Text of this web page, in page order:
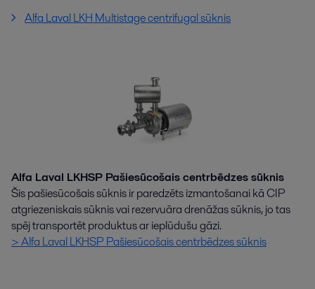
Alfa Laval LKH Multistage centrifugal sūknis
Alfa Laval LKHSP Pašiesūcošais centrbēdzes sūknis
Šis pašiesūcošais sūknis ir paredzēts izmantošanai kā CIP
atgriezeniskais sūknis vai rezervuāra drenāžas sūknis, jo tas
spēj transportēt produktus ar ieplūdušu gāzi.
> Alfa Laval LKHSP Pašiesūcošais centrbēdzes sūknis